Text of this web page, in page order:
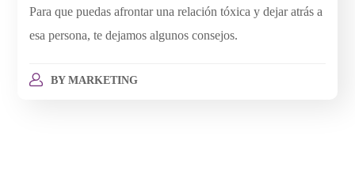
Para que puedas afrontar una relación tóxica y dejar atrás a
esa persona, te dejamos algunos consejos.
BY MARKETING